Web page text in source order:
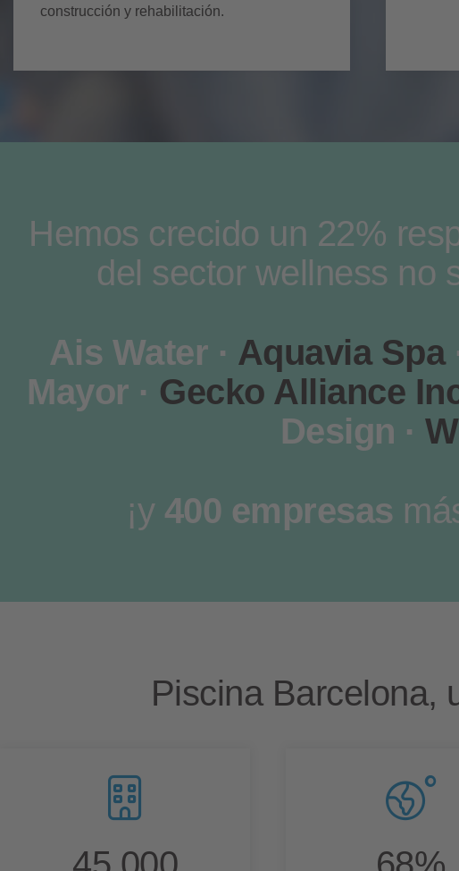
construcción y rehabilitación.
Hemos crecido un 22%
del sector wellness no
Ais Water · Aquavia Spa
Mayor · Gecko Alliance
Design ·
¡y 400 empresas
Piscina Barcelona,